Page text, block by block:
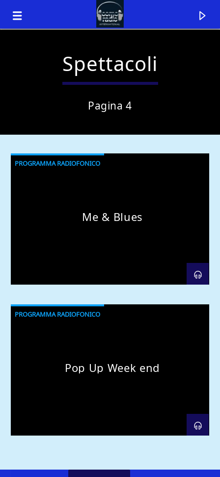
Spettacoli
Pagina 4
PROGRAMMA RADIOFONICO
Me & Blues
PROGRAMMA RADIOFONICO
Pop Up Week end